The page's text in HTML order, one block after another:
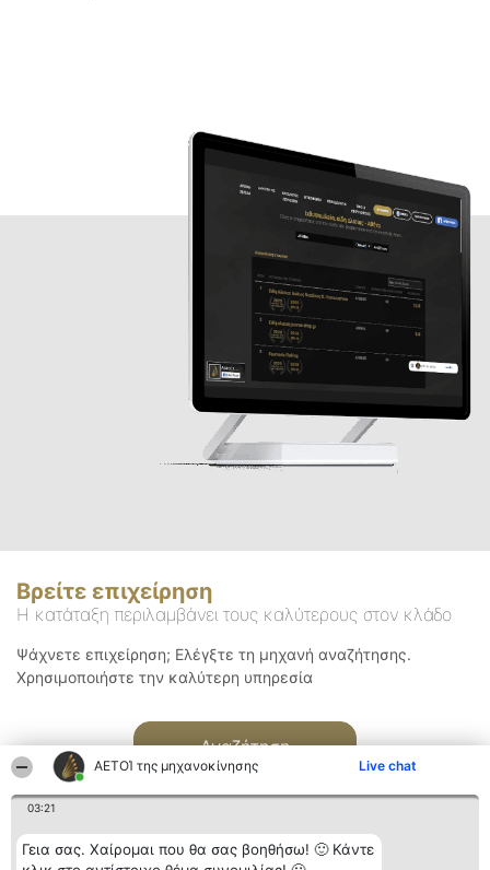
ΑΕΤΟΊ της μηχανοκίνησης Live chat
03:21
Γεια σας. Χαίρομαι που θα σας βοηθήσω! 🙂 Κάντε
Βρείτε επιχείρηση
Η κατάταξη περιλαμβάνει τους καλύτερους στον κλάδο
Ψάχνετε επιχείρηση; Ελέγξτε τη μηχανή αναζήτησης.
Χρησιμοποιήστε την καλύτερη υπηρεσία
Αναζήτηση